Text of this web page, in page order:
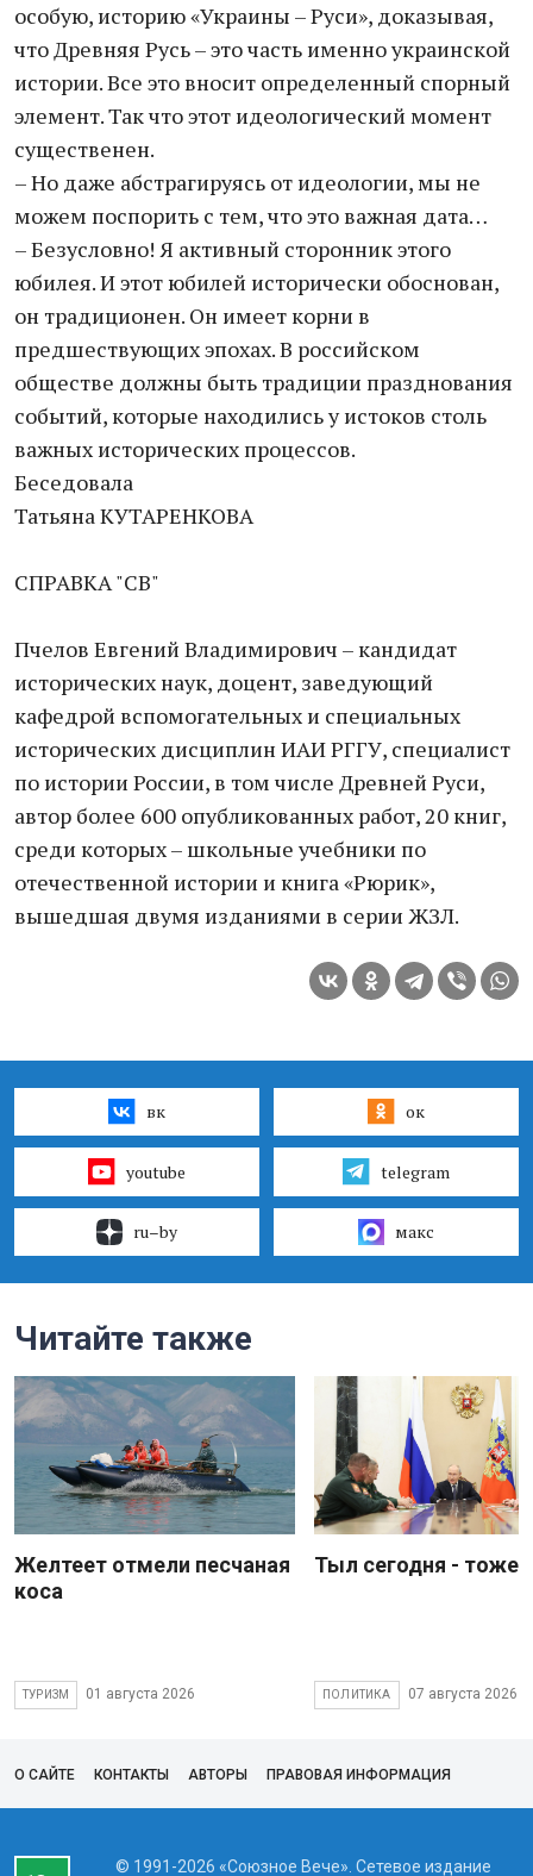
особую, историю «Украины – Руси», доказывая,
что Древняя Русь – это часть именно украинской
истории. Все это вносит определенный спорный
элемент. Так что этот идеологический момент
существенен.
– Но даже абстрагируясь от идеологии, мы не
можем поспорить с тем, что это важная дата…
– Безусловно! Я активный сторонник этого
юбилея. И этот юбилей исторически обоснован,
он традиционен. Он имеет корни в
предшествующих эпохах. В российском
обществе должны быть традиции празднования
событий, которые находились у истоков столь
важных исторических процессов.
Беседовала
Татьяна КУТАРЕНКОВА
СПРАВКА "СВ"
Пчелов Евгений Владимирович – кандидат
исторических наук, доцент, заведующий
кафедрой вспомогательных и специальных
исторических дисциплин ИАИ РГГУ, специалист
по истории России, в том числе Древней Руси,
автор более 600 опубликованных работ, 20 книг,
среди которых – школьные учебники по
отечественной истории и книга «Рюрик»,
вышедшая двумя изданиями в серии ЖЗЛ.
вк ок
youtube telegram
ru–by макс
Читайте также
Желтеет отмели песчаная
коса
ТУРИЗМ 01 августа 2026
Тыл сегодня - тоже
ПОЛИТИКА 07 августа 2026
О САЙТЕ КОНТАКТЫ АВТОРЫ ПРАВОВАЯ ИНФОРМАЦИЯ
© 1991-2026 «Союзное Вече». Сетевое издание